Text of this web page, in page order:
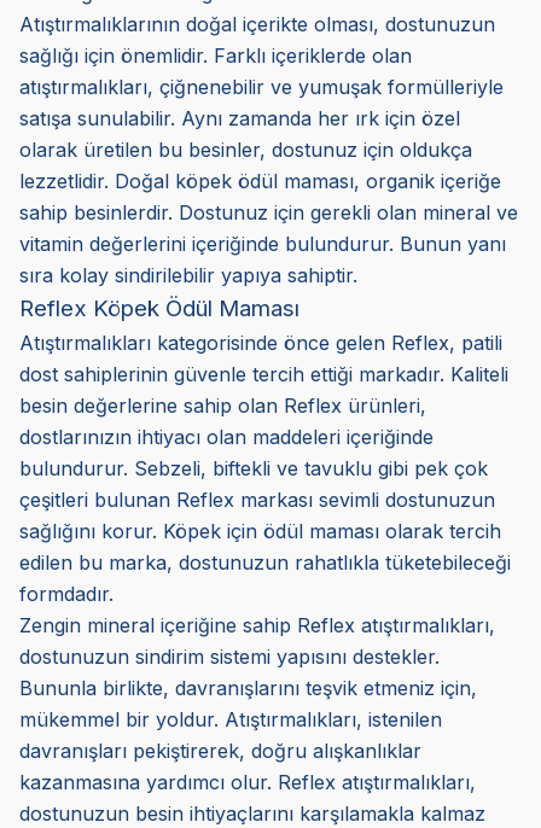
Atıştırmalıklarının doğal içerikte olması, dostunuzun
sağlığı için önemlidir. Farklı içeriklerde olan
atıştırmalıkları, çiğnenebilir ve yumuşak formülleriyle
satışa sunulabilir. Aynı zamanda her ırk için özel
olarak üretilen bu besinler, dostunuz için oldukça
lezzetlidir. Doğal köpek ödül maması, organik içeriğe
sahip besinlerdir. Dostunuz için gerekli olan mineral ve
vitamin değerlerini içeriğinde bulundurur. Bunun yanı
sıra kolay sindirilebilir yapıya sahiptir.
Reflex Köpek Ödül Maması
Atıştırmalıkları kategorisinde önce gelen Reflex, patili
dost sahiplerinin güvenle tercih ettiği markadır. Kaliteli
besin değerlerine sahip olan Reflex ürünleri,
dostlarınızın ihtiyacı olan maddeleri içeriğinde
bulundurur. Sebzeli, biftekli ve tavuklu gibi pek çok
çeşitleri bulunan Reflex markası sevimli dostunuzun
sağlığını korur. Köpek için ödül maması olarak tercih
edilen bu marka, dostunuzun rahatlıkla tüketebileceği
formdadır.
Zengin mineral içeriğine sahip Reflex atıştırmalıkları,
dostunuzun sindirim sistemi yapısını destekler.
Bununla birlikte, davranışlarını teşvik etmeniz için,
mükemmel bir yoldur. Atıştırmalıkları, istenilen
davranışları pekiştirerek, doğru alışkanlıklar
kazanmasına yardımcı olur. Reflex atıştırmalıkları,
dostunuzun besin ihtiyaçlarını karşılamakla kalmaz